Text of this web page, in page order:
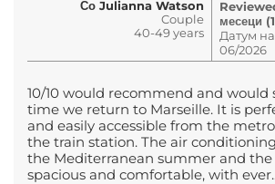
Со Julianna Watson
Couple
40-49 years
месеци
Датум
06/2026
10/10 would recommend and would
time we return to Marseille. It is
and easily accessible from the
the train station. The air
the Mediterranean summer and the
spacious and comfortable, with